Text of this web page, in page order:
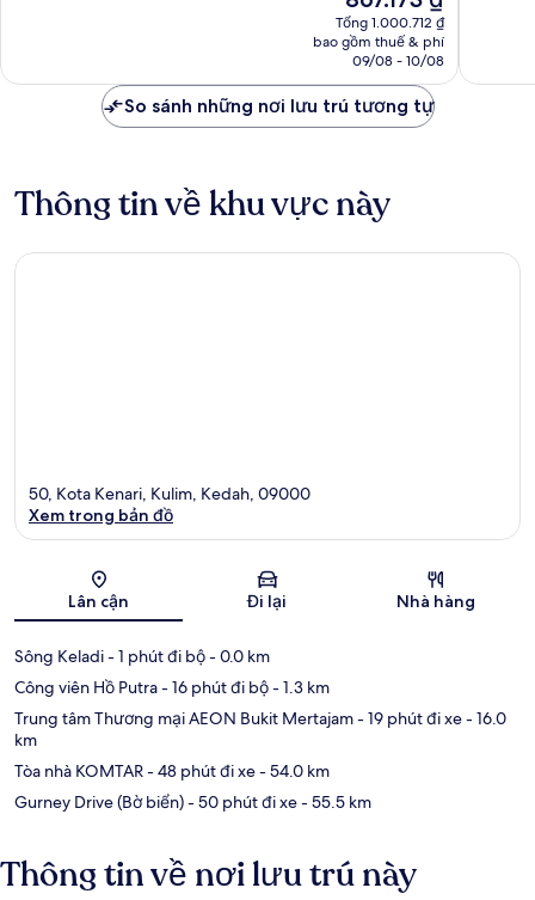
hiện
tại
là
867.173 ₫
Tổng 1.000.712 ₫
bao gồm thuế & phí
09/08 - 10/08
xét
So sánh những nơi lưu trú tương tự
Thông tin về khu vực này
Bản đồ
50, Kota Kenari, Kulim, Kedah, 09000
Xem trong bản đồ
Lân cận Đi lại Nhà hàng
Sông Keladi- 1 phút đi bộ- 0.0 km
Công viên Hồ Putra- 16 phút đi bộ- 1.3 km
Trung tâm Thương mại AEON Bukit Mertajam- 19 phút đi xe- 16.0
km
Tòa nhà KOMTAR- 48 phút đi xe- 54.0 km
Gurney Drive (Bờ biển)- 50 phút đi xe- 55.5 km
Thông tin về nơi lưu trú này